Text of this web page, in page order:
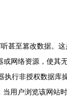
甚至篡改数据。
网络资源，使其
行非授权数据库
用户浏览该网站